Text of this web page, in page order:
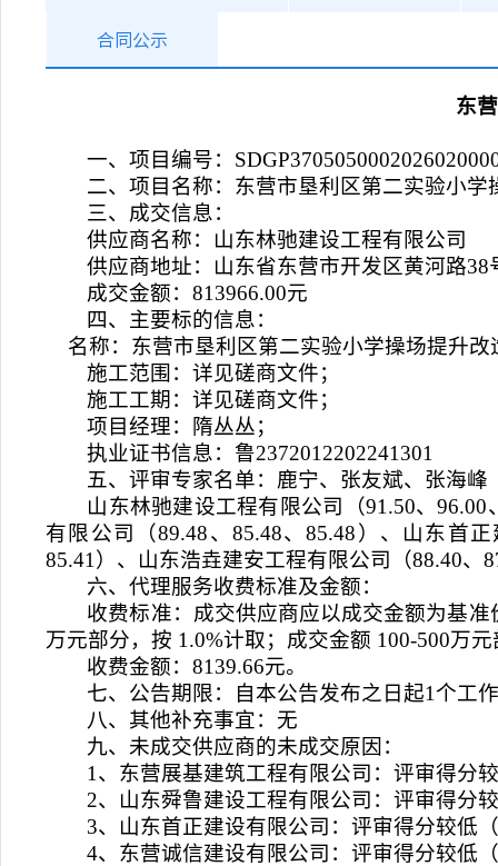
合同公示
东
一、项目编号：
二、项目名称：东营市垦利区第二实验小学
三、成交信息：
供应商名称：山东林驰建设工程有限公司
供应商地址：山东省东营市开发区黄河路38
成交金额：813966.00元
四、主要标的信息：
名称：东营市垦利区第二实验小学操场提升改
施工范围：详见磋商文件；
施工工期：详见磋商文件；
项目经理：隋丛丛；
执业证书信息：鲁2372012202241301
五、评审专家名单：鹿宁、张友斌、张海峰
山东林驰建设工程有限公司（91.50、
有限公司（89.48、85.48、85.48）、山东首
85.41）、山东浩垚建安工程有限公司（88.40、
六、代理服务收费标准及金额：
收费标准：成交供应商应以成交金额为基
万元部分，按 1.0%计取；成交金额 100-500万
收费金额：8139.66元。
七、公告期限：自本公告发布之日起1个工
八、其他补充事宜：无
九、未成交供应商的未成交原因：
1、东营展基建筑工程有限公司：评审得分
2、山东舜鲁建设工程有限公司：评审得分
3、山东首正建设有限公司：评审得分较低
4、东营诚信建设有限公司：评审得分较低